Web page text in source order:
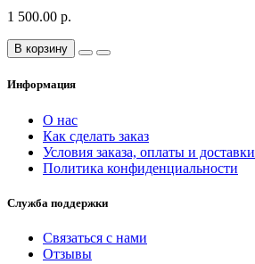
1 500.00 р.
В корзину
Информация
О нас
Как сделать заказ
Условия заказа, оплаты и доставки
Политика конфиденциальности
Служба поддержки
Связаться с нами
Отзывы